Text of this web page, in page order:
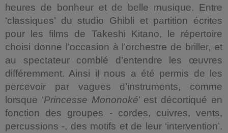
heures de bonheur et de belle musique. Entre
‘classiques’ du studio Ghibli et partition écrites
pour les films de Takeshi Kitano, le répertoire
choisi donne l’occasion à l’orchestre de briller, et
au spectateur comblé d’entendre les œuvres
différemment. Ainsi il nous a été permis de les
percevoir par vagues d’instruments, comme
lorsque ‘Princesse Mononoké’ est décortiqué en
fonction des groupes - cordes, cuivres, vents,
percussions -, des motifs et de leur ‘intervention’.